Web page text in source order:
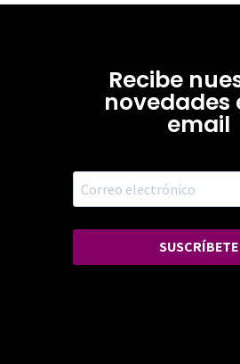
Recibe
novedades
email
SUSCRÍBETE